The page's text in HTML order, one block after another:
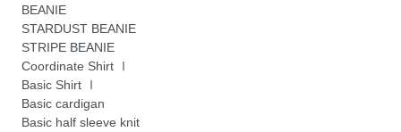
BEANIE
STARDUST BEANIE
STRIPE BEANIE
Coordinate Shirt Ⅰ
Basic Shirt Ⅰ
Basic cardigan
Basic half sleeve knit